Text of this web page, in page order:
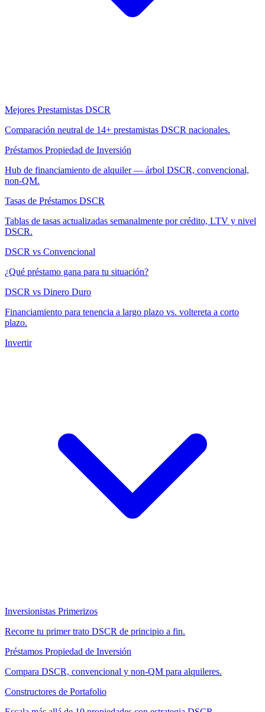
Mejores Prestamistas DSCR
Comparación neutral de 14+ prestamistas DSCR nacionales.
Préstamos Propiedad de Inversión
Hub de financiamiento de alquiler — árbol DSCR, convencional,
non-QM.
Tasas de Préstamos DSCR
Tablas de tasas actualizadas semanalmente por crédito, LTV y nivel
DSCR.
DSCR vs Convencional
¿Qué préstamo gana para tu situación?
DSCR vs Dinero Duro
Financiamiento para tenencia a largo plazo vs. voltereta a corto
plazo.
Invertir
Inversionistas Primerizos
Recorre tu primer trato DSCR de principio a fin.
Préstamos Propiedad de Inversión
Compara DSCR, convencional y non-QM para alquileres.
Constructores de Portafolio